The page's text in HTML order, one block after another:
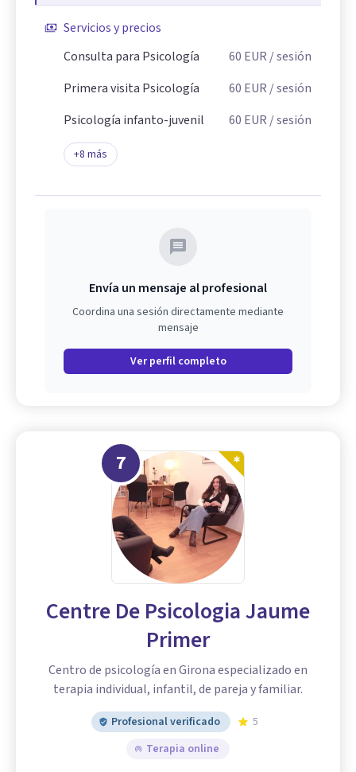
Servicios y precios
Consulta para Psicología
60 EUR / sesión
Primera visita Psicología
60 EUR / sesión
Psicología infanto-juvenil
60 EUR / sesión
+8 más
Envía un mensaje al profesional
Coordina una sesión directamente mediante
mensaje
Ver perfil completo
7
Centre De Psicologia Jaume
Primer
Centro de psicología en Girona especializado en
terapia individual, infantil, de pareja y familiar.
Profesional verificado
5
Terapia online